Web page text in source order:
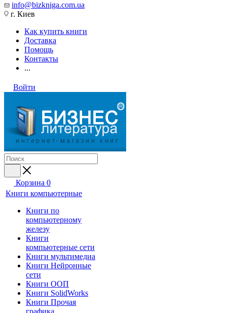
info@bizkniga.com.ua
г. Киев
Как купить книги
Доставка
Помощь
Контакты
...
Войти
Корзина 0
Книги компьютерные
Книги по
компьютерному
железу
Книги
компьютерные сети
Книги мультимедиа
Книги Нейронные
сети
Книги ООП
Книги SolidWorks
Книги Прочая
графика